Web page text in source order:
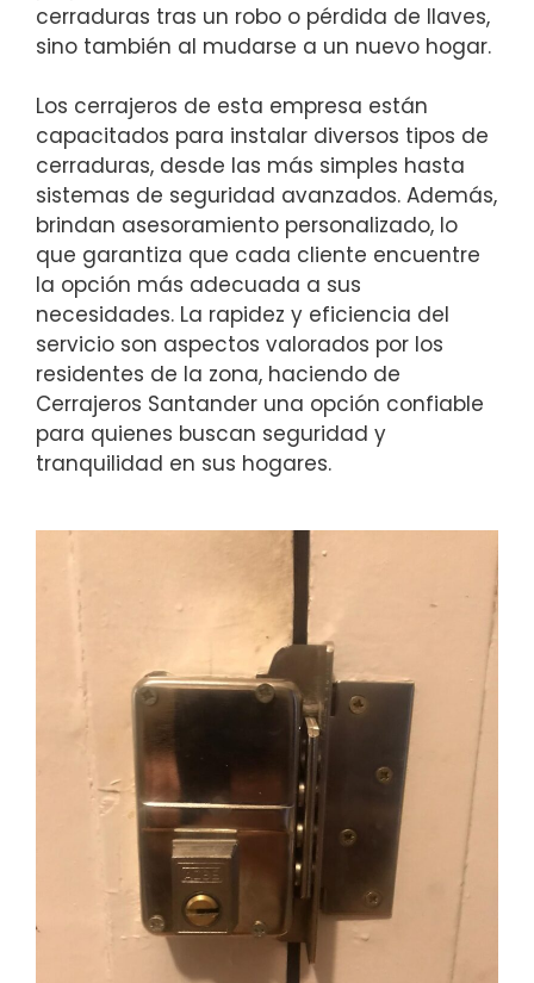
cerraduras tras un robo o pérdida de llaves,
sino también al mudarse a un nuevo hogar.
Los cerrajeros de esta empresa están
capacitados para instalar diversos tipos de
cerraduras, desde las más simples hasta
sistemas de seguridad avanzados. Además,
brindan asesoramiento personalizado, lo
que garantiza que cada cliente encuentre
la opción más adecuada a sus
necesidades. La rapidez y eficiencia del
servicio son aspectos valorados por los
residentes de la zona, haciendo de
Cerrajeros Santander una opción confiable
para quienes buscan seguridad y
tranquilidad en sus hogares.